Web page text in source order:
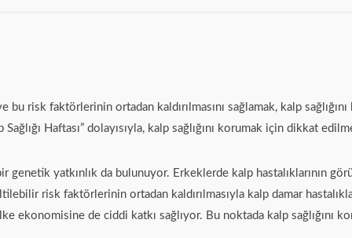
bu risk faktörlerinin ortadan kaldırılmasını sağlamak, kalp
Haftası” dolayısıyla, kalp sağlığını korumak için dikkat
genetik yatkınlık da bulunuyor. Erkeklerde kalp hastalıklarının
risk faktörlerinin ortadan kaldırılmasıyla kalp damar
ekonomisine de ciddi katkı sağlıyor. Bu noktada kalp